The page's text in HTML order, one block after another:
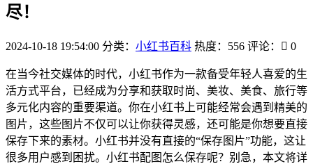
尽！
2024-10-18 19:54:00 分类： 小红书百科 热度：556 评论： 0
在当今社交媒体的时代，小红书作为一款备受年轻人喜爱的生
活方式平台，已经成为分享和获取时尚、美妆、美食、旅行等
多元化内容的重要渠道。你在小红书上可能经常会遇到精美的
图片，这些图片不仅可以让你获得灵感，还可能是你想要直接
保存下来的素材。小红书并没有直接的“保存图片”功能，这让
很多用户感到困扰。小红书配图怎么保存呢？别急，本文将详